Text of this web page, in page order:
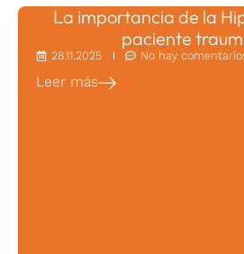
La importancia de la
paciente
28.11.2025 No hay
Leer más